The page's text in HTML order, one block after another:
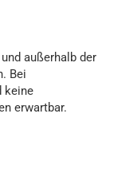
außerhalb der
Bei
keine
erwartbar.